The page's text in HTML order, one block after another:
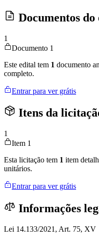
Documentos do
1
Documento 1
Este edital tem 1 documento
completo.
Entrar para ver grátis
Itens da
1
Item 1
Esta licitação tem 1 item
unitários.
Entrar para ver grátis
Informações
Lei 14.133/2021, Art. 75, XV